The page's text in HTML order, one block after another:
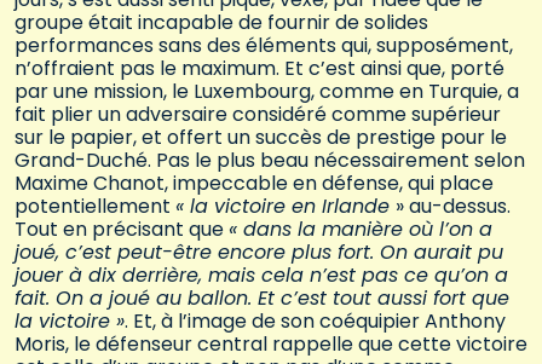
groupe était incapable de fournir de solides
performances sans des éléments qui, supposément,
n’offraient pas le maximum. Et c’est ainsi que, porté
par une mission, le Luxembourg, comme en Turquie, a
fait plier un adversaire considéré comme supérieur
sur le papier, et offert un succès de prestige pour le
Grand-Duché. Pas le plus beau nécessairement selon
Maxime Chanot, impeccable en défense, qui place
potentiellement « la victoire en Irlande » au-dessus.
Tout en précisant que« dans la manière où l’on a
joué, c’est peut-être encore plus fort. On aurait pu
jouer à dix derrière, mais cela n’est pas ce qu’on a
fait. On a joué au ballon. Et c’est tout aussi fort que
la victoire ». Et, à l’image de son coéquipier Anthony
Moris, le défenseur central rappelle que cette victoire